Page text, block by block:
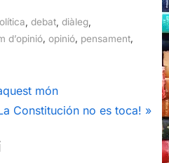
,debat ,diàleg
d’opinió, opinió, pensament,
món
Constitución no es toca!